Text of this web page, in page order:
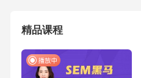
精品课程